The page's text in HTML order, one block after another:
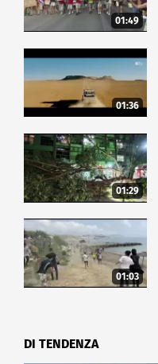
01:49
01:36
01:29
01:03
DI TENDENZA